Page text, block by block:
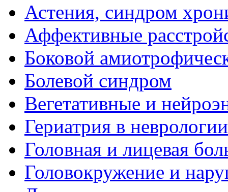
Астения, синдром
Аффективные
Боковой
Болевой синдром
Вегетативные и
Гериатрия в неврологии
Головная и лицевая
Головокружение и